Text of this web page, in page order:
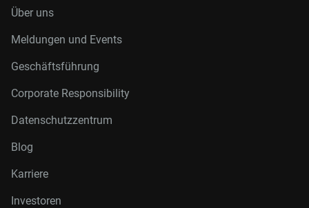
Über uns
Meldungen und Events
Geschäftsführung
Corporate Responsibility
Datenschutzzentrum
Blog
Karriere
Investoren